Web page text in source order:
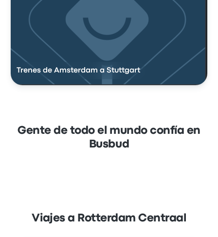
Trenes de Amsterdam a Stuttgart
Gente de todo el mundo confía en
Busbud
Viajes a Rotterdam Centraal